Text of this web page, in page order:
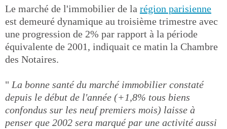
Le marché de l'immobilier de la région parisienne
est demeuré dynamique au troisième trimestre avec
une progression de 2% par rapport à la période
équivalente de 2001, indiquait ce matin la Chambre
des Notaires.
" La bonne santé du marché immobilier constaté
depuis le début de l'année (+1,8% tous biens
confondus sur les neuf premiers mois) laisse à
penser que 2002 sera marqué par une activité aussi